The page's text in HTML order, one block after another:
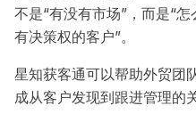
不是“有没有市场”，而是“怎
有决策权的客户”。
星知获客通可以帮助外贸团
成从客户发现到跟进管理的